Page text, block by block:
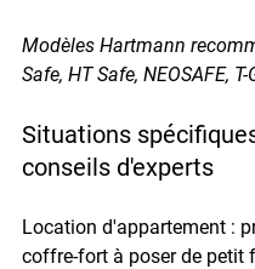
Modèles Hartmann
Safe, HT Safe, NEOSAFE,
Situations
conseils d'experts
Location d'appartement :
coffre-fort à poser de petit